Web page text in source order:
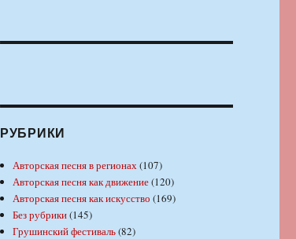
РУБРИКИ
Авторская песня в регионах(107)
Авторская песня как движение(120)
Авторская песня как искусство (169)
Без рубрики(145)
Грушинский фестиваль(82)